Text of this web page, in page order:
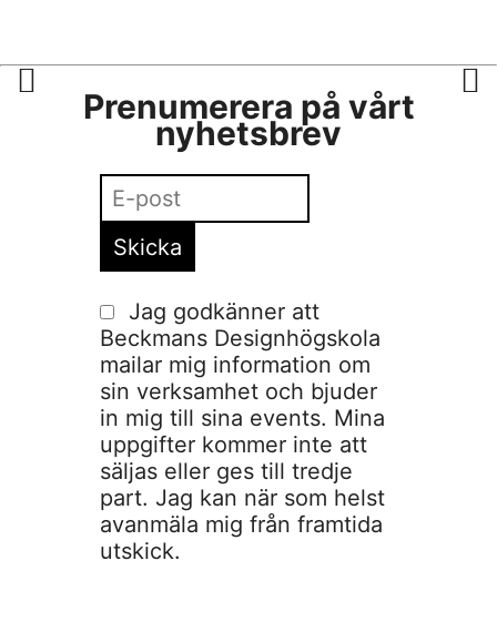
Prenumerera på vårt
nyhetsbrev
Jag godkänner att
Beckmans Designhögskola
mailar mig information om
sin verksamhet och bjuder
in mig till sina events. Mina
uppgifter kommer inte att
säljas eller ges till tredje
part. Jag kan när som helst
avanmäla mig från framtida
utskick.